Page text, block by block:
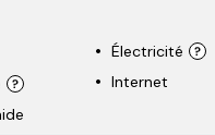
Électricité
Internet